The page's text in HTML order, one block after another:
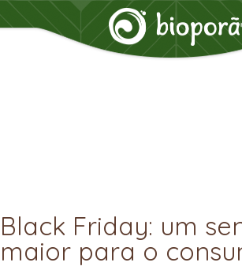
Black Friday: um
maior para o